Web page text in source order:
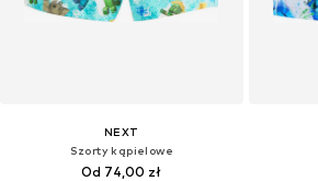
NEXT
Szorty kąpielowe
Od 74,00 zł